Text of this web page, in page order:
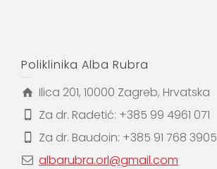
Poliklinika Alba Rubra
Ilica 201, 10000 Zagreb, Hrvatska
Za dr. Radetić: +385 99 4961 071
Za dr. Baudoin: +385 91 768 3905
albarubra.orl@gmail.com